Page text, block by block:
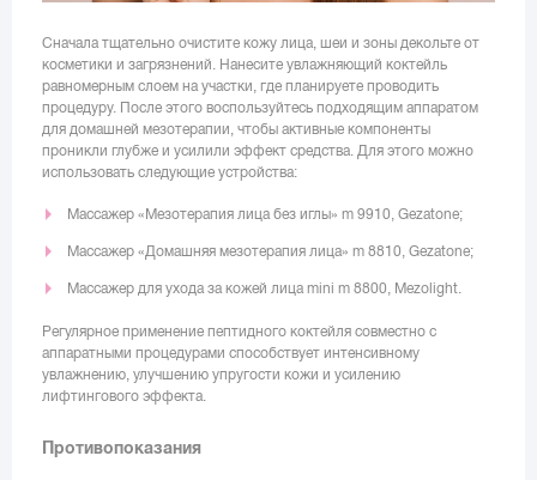
Сначала тщательно очистите кожу лица, шеи и зоны декольте от
косметики и загрязнений. Нанесите увлажняющий коктейль
равномерным слоем на участки, где планируете проводить
процедуру. После этого воспользуйтесь подходящим аппаратом
для домашней мезотерапии, чтобы активные компоненты
проникли глубже и усилили эффект средства. Для этого можно
использовать следующие устройства:
Массажер «Мезотерапия лица без иглы» m 9910, Gezatone;
Массажер «Домашняя мезотерапия лица» m 8810, Gezatone;
Массажер для ухода за кожей лица mini m 8800, Mezolight.
Регулярное применение пептидного коктейля совместно с
аппаратными процедурами способствует интенсивному
увлажнению, улучшению упругости кожи и усилению
лифтингового эффекта.
Противопоказания